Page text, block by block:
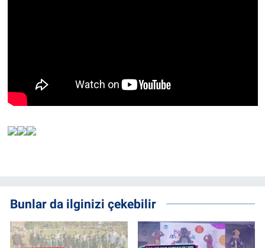
Bunlar da ilginizi çekebilir